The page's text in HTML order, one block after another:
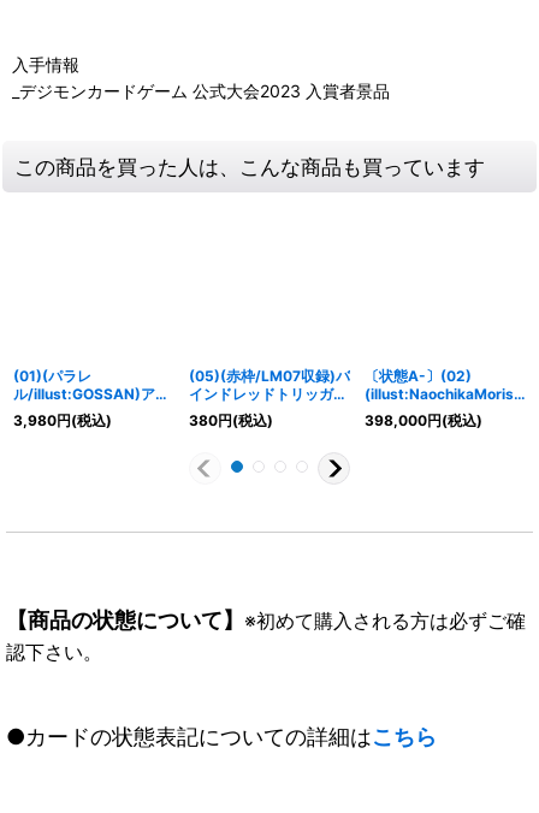
入手情報
_デジモンカードゲーム 公式大会2023 入賞者景品
この商品を買った人は、こんな商品も買っています
(01)(パラレ
ル/illust:GOSSAN)アイ
スウォール！！【R-P】
{EX1-068}《青》
3,980円(税込)
(05)(赤枠/LM07収録)バ
インドレッドトリッガー
【P】{P-180}《赤》
380円(税込)
〔状態A-〕(02)
(illust:NaochikaMorishi
ta)ベルゼブモン：ブラ
ストモード【SR】
398,000円(税込)
【商品の状態について】 ※初めて購入される方は必ずご確
認下さい。
●カードの状態表記についての詳細はこちら